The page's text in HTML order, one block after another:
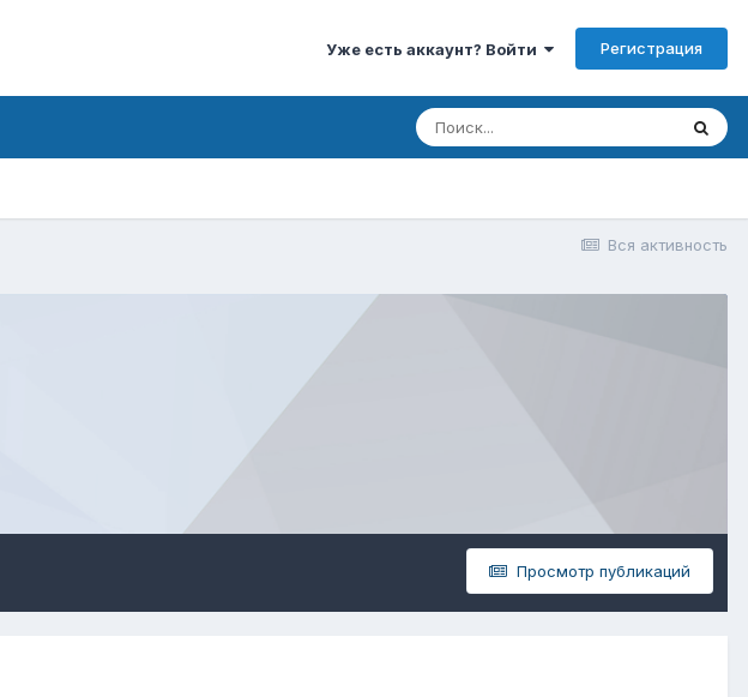
Уже есть аккаунт? Войти Регистрация
Вся активность
Просмотр публикаций